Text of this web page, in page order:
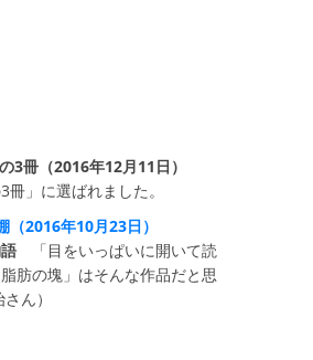
3冊（2016年12月11日）
」に選ばれました。
2016年10月23日）
「目をいっぱいに開いて読
肪の塊」はそんな作品だと思
ん）